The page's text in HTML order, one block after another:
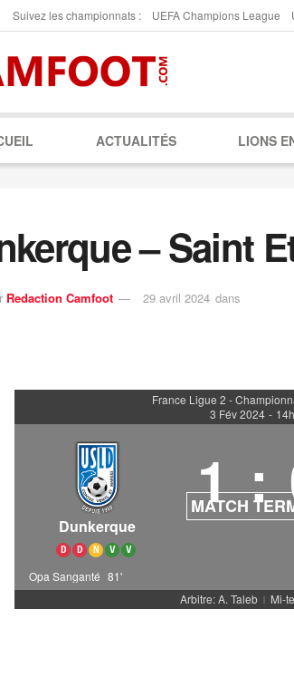
Suivez les championnats : UEFA Champions League
ACTUALITÉS LIONS
– Saint
Redaction Camfoot 29 avril 2024 dans
France Ligue 2 -
3 Fév 2024 -
Dunkerque
D D N V V
1 :
MATCH
Opa Sanganté 81'
Arbitre: A. Taleb | Mi-